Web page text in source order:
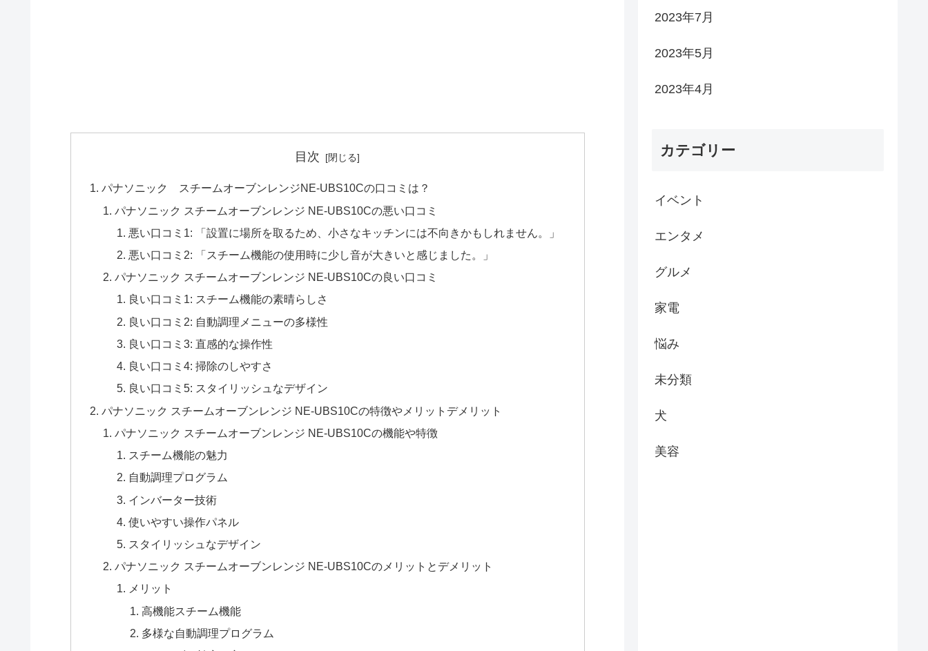
目次
パナソニック スチームオーブンレンジNE-UBS10Cの口コミは？
パナソニック スチームオーブンレンジ NE-UBS10Cの悪い口コミ
悪い口コミ1: 「設置に場所を取るため、小さなキッチンには不向きかもしれません。」
悪い口コミ2: 「スチーム機能の使用時に少し音が大きいと感じました。」
パナソニック スチームオーブンレンジ NE-UBS10Cの良い口コミ
良い口コミ1: スチーム機能の素晴らしさ
良い口コミ2: 自動調理メニューの多様性
良い口コミ3: 直感的な操作性
良い口コミ4: 掃除のしやすさ
良い口コミ5: スタイリッシュなデザイン
パナソニック スチームオーブンレンジ NE-UBS10Cの特徴やメリットデメリット
パナソニック スチームオーブンレンジ NE-UBS10Cの機能や特徴
スチーム機能の魅力
自動調理プログラム
インバーター技術
使いやすい操作パネル
スタイリッシュなデザイン
パナソニック スチームオーブンレンジ NE-UBS10Cのメリットとデメリット
メリット
高機能スチーム機能
多様な自動調理プログラム
2023年7月
2023年5月
2023年4月
カテゴリー
イベント
エンタメ
グルメ
家電
悩み
未分類
犬
美容